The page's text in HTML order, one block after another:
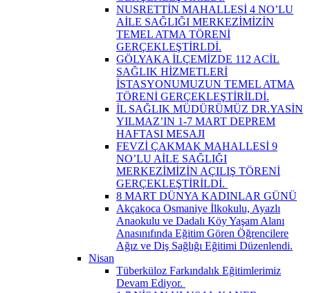
NUSRETTİN MAHALLESİ 4 NO’LU
AİLE SAĞLIĞI MERKEZİMİZİN
TEMEL ATMA TÖRENİ
GERÇEKLEŞTİRLDİ.
GÖLYAKA İLÇEMİZDE 112 ACİL
SAĞLIK HİZMETLERİ
İSTASYONUMUZUN TEMEL ATMA
TÖRENİ GERÇEKLEŞTİRİLDİ.
İL SAĞLIK MÜDÜRÜMÜZ DR.YASİN
YILMAZ’IN 1-7 MART DEPREM
HAFTASI MESAJI
FEVZİ ÇAKMAK MAHALLESİ 9
NO’LU AİLE SAĞLIĞI
MERKEZİMİZİN AÇILIŞ TÖRENİ
GERÇEKLEŞTİRİLDİ. ​
8 MART DÜNYA KADINLAR GÜNÜ
Akçakoca Osmaniye İlkokulu, Ayazlı
Anaokulu ve Dadalı Köy Yaşam Alanı
Anasınıfında Eğitim Gören Öğrencilere
Ağız ve Diş Sağlığı Eğitimi Düzenlendi.
Nisan
Tüberküloz Farkındalık Eğitimlerimiz
Devam Ediyor. ​